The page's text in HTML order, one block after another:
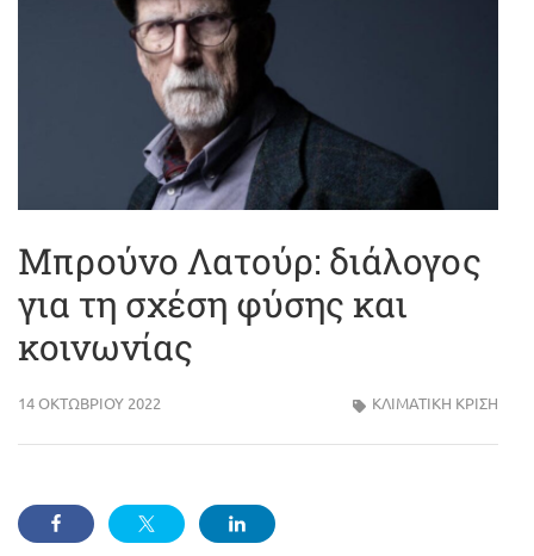
Μπρούνο Λατούρ: διάλογος
για τη σχέση φύσης και
κοινωνίας
14 ΟΚΤΩΒΡΊΟΥ 2022 ΚΛΙΜΑΤΙΚΗ ΚΡΙΣΗ